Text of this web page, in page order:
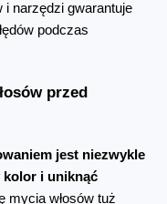
i narzędzi gwarantuje
podczas
przed
jest niezwykle
kolor i uniknąć
mycia włosów tuż